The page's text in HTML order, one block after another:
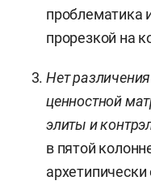
проблематика
прорезкой на
Нет
ценностной
элиты и
в пятой